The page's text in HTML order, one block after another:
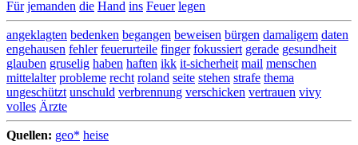
Für jemanden die Hand ins Feuer legen
angeklagten bedenken begangen beweisen bürgen damaligem daten
engehausen fehler feuerurteile finger fokussiert gerade gesundheit
glauben gruselig haben haften ikk it-sicherheit mail menschen
mittelalter probleme recht roland seite stehen strafe thema
ungeschützt unschuld verbrennung verschicken vertrauen vivy
volles Ärzte
Quellen: geo* heise